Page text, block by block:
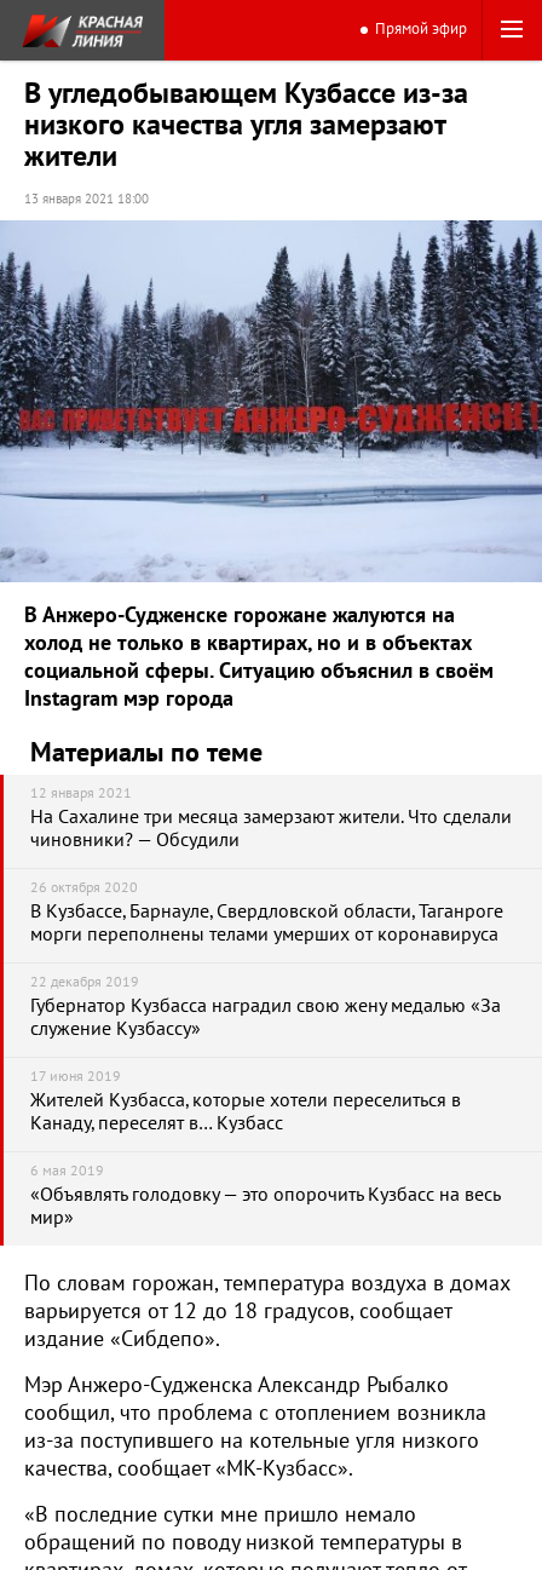
Прямой эфир
В угледобывающем Кузбассе из-за
низкого качества угля замерзают
жители
13 января 2021 18:00
В Анжеро-Судженске горожане жалуются на
холод не только в квартирах, но и в объектах
социальной сферы. Ситуацию объяснил в своём
Instagram мэр города
Материалы по теме
12 января 2021
На Сахалине три месяца замерзают жители. Что сделали
чиновники? — Обсудили
26 октября 2020
В Кузбассе, Барнауле, Свердловской области, Таганроге
морги переполнены телами умерших от коронавируса
22 декабря 2019
Губернатор Кузбасса наградил свою жену медалью «За
служение Кузбассу»
17 июня 2019
Жителей Кузбасса, которые хотели переселиться в
Канаду, переселят в… Кузбасс
6 мая 2019
«Объявлять голодовку — это опорочить Кузбасс на весь
мир»
По словам горожан, температура воздуха в домах
варьируется от 12 до 18 градусов, сообщает
издание «Сибдепо».
Мэр Анжеро-Судженска Александр Рыбалко
сообщил, что проблема с отоплением возникла
из-за поступившего на котельные угля низкого
качества, сообщает «МК-Кузбасс».
«В последние сутки мне пришло немало
обращений по поводу низкой температуры в